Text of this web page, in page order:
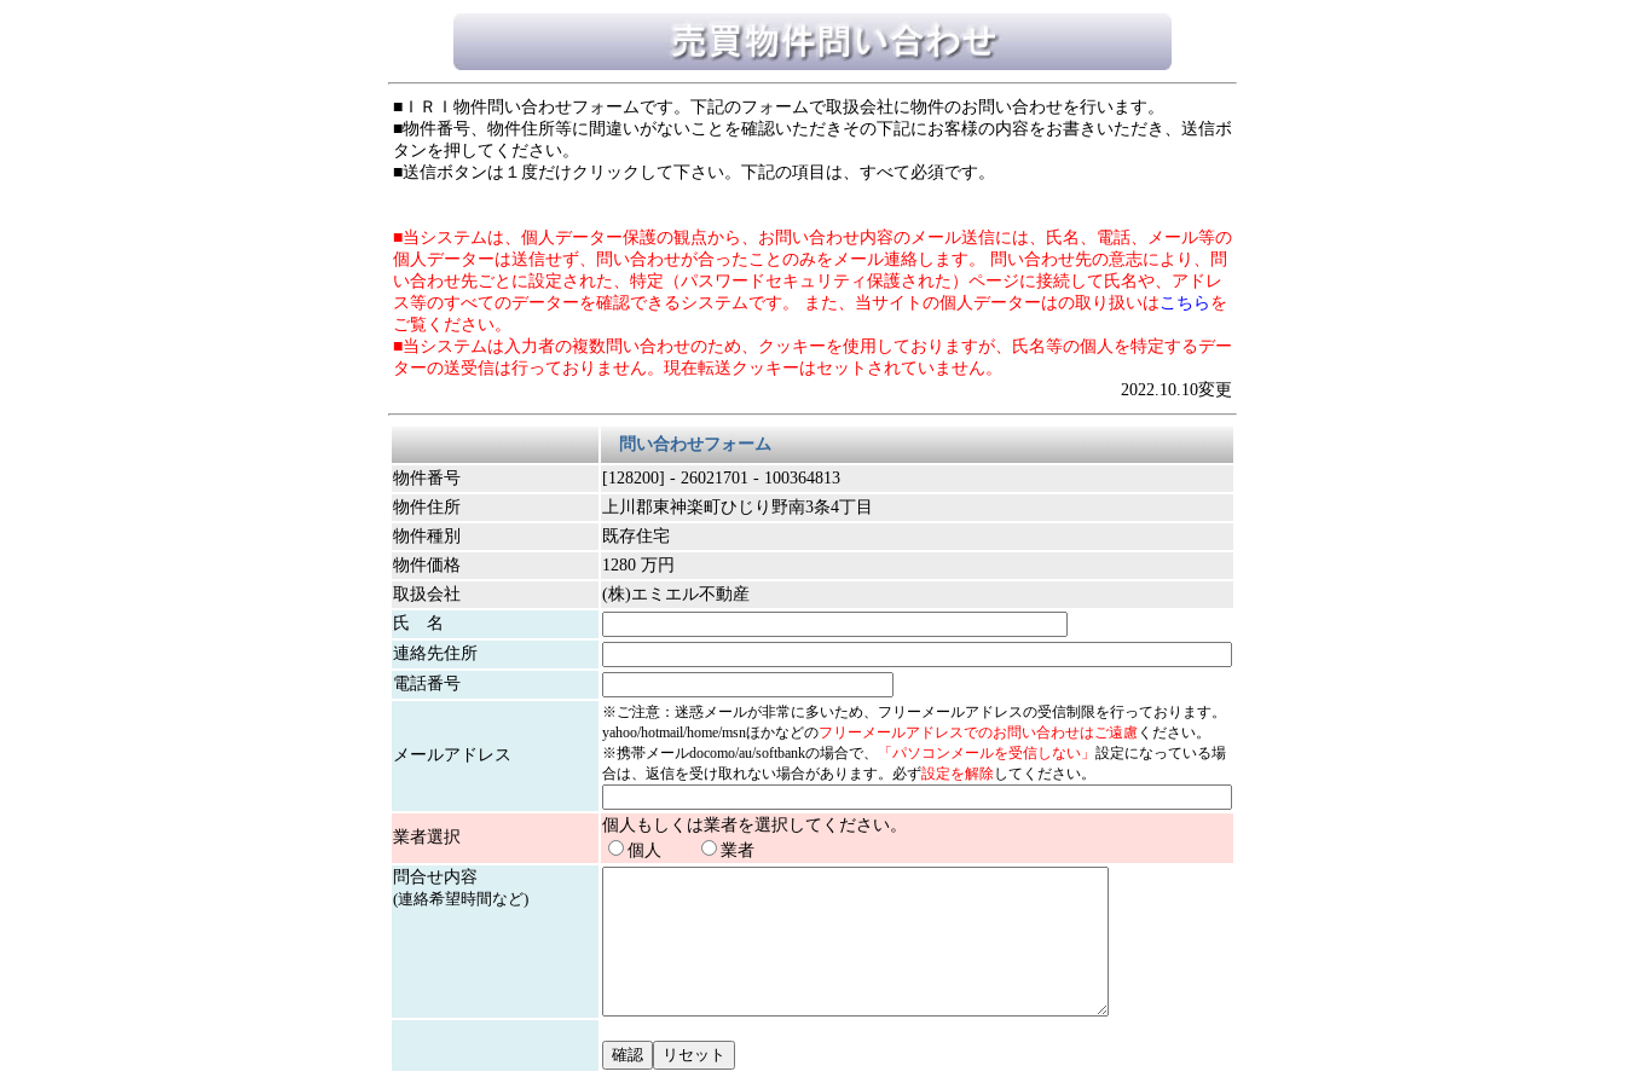
■ＩＲＩ物件問い合わせフォームです。下記のフォームで取扱会社に物件のお問い合わせを行います。
■物件番号、物件住所等に間違いがないことを確認いただきその下記にお客様の内容をお書きいただき、送信ボ
タンを押してください。
■送信ボタンは１度だけクリックして下さい。下記の項目は、すべて必須です。
■当システムは、個人データー保護の観点から、お問い合わせ内容のメール送信には、氏名、電話、メール等の
個人データーは送信せず、問い合わせが合ったことのみをメール連絡します。 問い合わせ先の意志により、問
い合わせ先ごとに設定された、特定（パスワードセキュリティ保護された）ページに接続して氏名や、アドレ
ス等のすべてのデーターを確認できるシステムです。 また、当サイトの個人データーはの取り扱いはこちら を
ご覧ください。
■当システムは入力者の複数問い合わせのため、クッキーを使用しておりますが、氏名等の個人を特定するデー
ターの送受信は行っておりません。現在転送クッキーはセットされていません。
2022.10.10変更
問い合わせフォーム
物件番号
[128200] - 26021701 - 100364813
物件住所
上川郡東神楽町ひじり野南3条4丁目
物件種別
既存住宅
物件価格
1280 万円
取扱会社
(株)エミエル不動産
氏 名
連絡先住所
電話番号
メールアドレス
※ご注意：迷惑メールが非常に多いため、フリーメールアドレスの受信制限を行っております。
yahoo/hotmail/home/msnほかなどのフリーメールアドレスでのお問い合わせはご遠慮 ください。
※携帯メールdocomo/au/softbankの場合で、
「パソコンメールを受信しない」 設定になっている場
合は、返信を受け取れない場合があります。必ず設定を解除してください。
業者選択
個人もしくは業者を選択してください。
個人
業者
問合せ内容
(連絡希望時間など)